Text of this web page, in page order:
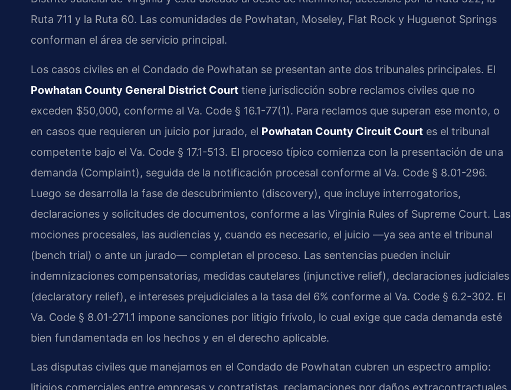
Ruta 711 y la Ruta 60. Las comunidades de Powhatan, Moseley, Flat Rock y Huguenot Springs
conforman el área de servicio principal.
Los casos civiles en el Condado de Powhatan se presentan ante dos tribunales principales. El
Powhatan County General District Court tiene jurisdicción sobre reclamos civiles que no
exceden $50,000, conforme al Va. Code § 16.1-77(1). Para reclamos que superan ese monto, o
en casos que requieren un juicio por jurado, el Powhatan County Circuit Court es el tribunal
competente bajo el Va. Code § 17.1-513. El proceso típico comienza con la presentación de una
demanda (Complaint), seguida de la notificación procesal conforme al Va. Code § 8.01-296.
Luego se desarrolla la fase de descubrimiento (discovery), que incluye interrogatorios,
declaraciones y solicitudes de documentos, conforme a las Virginia Rules of Supreme Court. Las
mociones procesales, las audiencias y, cuando es necesario, el juicio —ya sea ante el tribunal
(bench trial) o ante un jurado— completan el proceso. Las sentencias pueden incluir
indemnizaciones compensatorias, medidas cautelares (injunctive relief), declaraciones judiciales
(declaratory relief), e intereses prejudiciales a la tasa del 6% conforme al Va. Code § 6.2-302. El
Va. Code § 8.01-271.1 impone sanciones por litigio frívolo, lo cual exige que cada demanda esté
bien fundamentada en los hechos y en el derecho aplicable.
Las disputas civiles que manejamos en el Condado de Powhatan cubren un espectro amplio:
litigios comerciales entre empresas y contratistas, reclamaciones por daños extracontractuales